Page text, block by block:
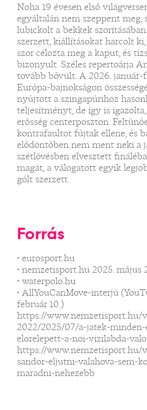
Noha 19 évesen első
egyáltalán nem szeppent meg,
lubickolt a bekkek
szerzett, kiállításokat harcolt ki,
szor célozta meg a kaput, és
bizonyult. Széles repertoárja
tovább bővült. A 2026. január-
Európa-bajnokságon
nyújtott a szingapúrihoz
teljesítményt, de így is
erősség centerposzton.
kontrafaultot fújtak ellene, és
elődöntőben nem ment neki a
szétlövésben elvesztett
magát, a válogatott egyik
gólt szerzett.
Forrás
• eurosport.hu
• nemzetisport.hu 2025. május
• waterpolo.hu
• AllYouCanMove-interjú
február 10.)
https://www.nemzetisport.hu/
2022/2025/07/a-jatek-minden-
elorelepett-a-noi-vizilabda-
https://www.nemzetisport.hu/
sandor-eljutni-valahova-sem-
maradni-nehezebb